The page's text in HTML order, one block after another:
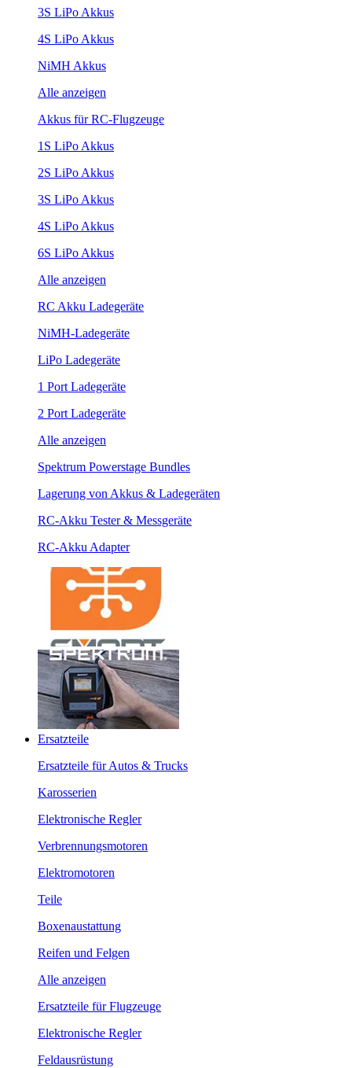
3S LiPo Akkus
4S LiPo Akkus
NiMH Akkus
Alle anzeigen
Akkus für RC-Flugzeuge
1S LiPo Akkus
2S LiPo Akkus
3S LiPo Akkus
4S LiPo Akkus
6S LiPo Akkus
Alle anzeigen
RC Akku Ladegeräte
NiMH-Ladegeräte
LiPo Ladegeräte
1 Port Ladegeräte
2 Port Ladegeräte
Alle anzeigen
Spektrum Powerstage Bundles
Lagerung von Akkus & Ladegeräten
RC-Akku Tester & Messgeräte
RC-Akku Adapter
Ersatzteile
Ersatzteile für Autos & Trucks
Karosserien
Elektronische Regler
Verbrennungsmotoren
Elektromotoren
Teile
Boxenaustattung
Reifen und Felgen
Alle anzeigen
Ersatzteile für Flugzeuge
Elektronische Regler
Feldausrüstung